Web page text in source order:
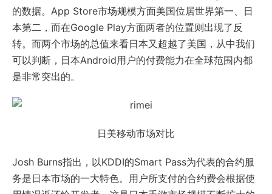
的数据。App Store市场规模方面美国位居世界第一、日
本第二，而在Google Play方面两者的位置则出现了反
转。而两个市场的总值来看日本又超越了美国，从中我们
可以判断，日本Android用户的付费能力在全球范围内都
是非常突出的。
日美移动市场对比
Josh Burns指出，以KDDI的Smart Pass为代表的合约服
务是日本市场的一大特色。用户所支付的合约费会根据使